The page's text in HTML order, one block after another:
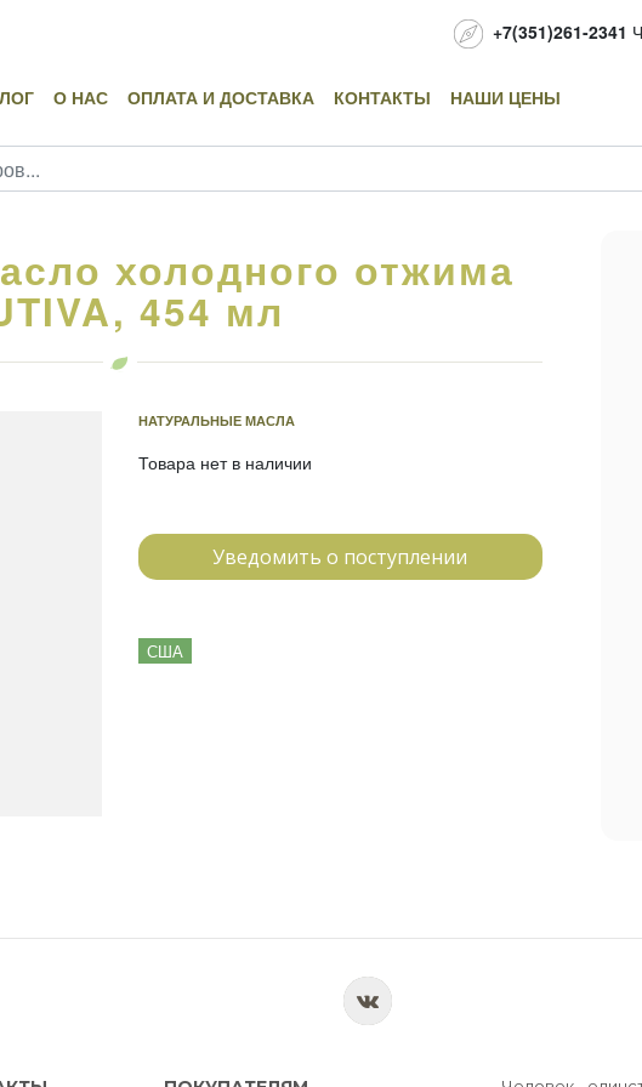
+7(351)261-2341
О НАС ОПЛАТА И ДОСТАВКА КОНТАКТЫ НАШИ ЦЕНЫ
холодного отжима
454 мл
НАТУРАЛЬНЫЕ МАСЛА
Товара нет в наличии
Уведомить о поступлении
США